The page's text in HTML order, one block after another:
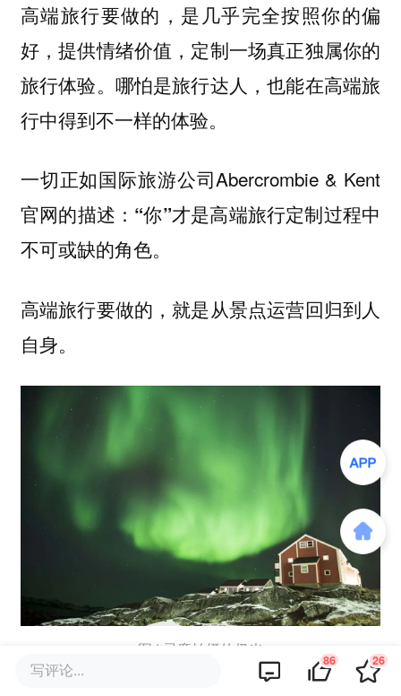
高端旅行要做的，是几乎完全按照你的偏
好，提供情绪价值，定制一场真正独属你的
旅行体验。哪怕是旅行达人，也能在高端旅
行中得到不一样的体验。
一切正如国际旅游公司Abercrombie & Kent
官网的描述： “你”才是高端旅行定制过程中
不可或缺的角色。
高端旅行要做的，就是从景点运营回归到人
自身。
图 | 忌廉拍摄的极光
写评论... 86 26